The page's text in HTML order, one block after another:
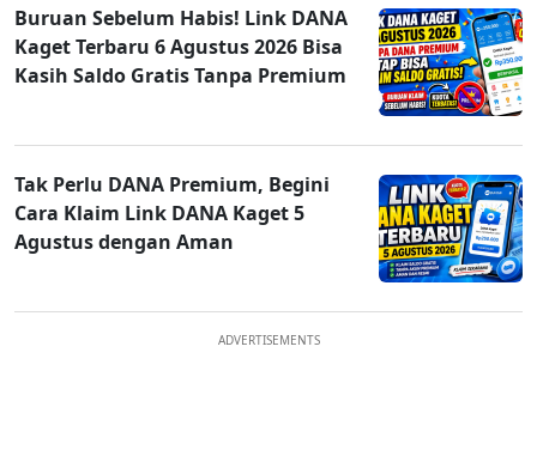
Buruan Sebelum Habis! Link DANA
Kaget Terbaru 6 Agustus 2026 Bisa
Kasih Saldo Gratis Tanpa Premium
Tak Perlu DANA Premium, Begini
Cara Klaim Link DANA Kaget 5
Agustus dengan Aman
ADVERTISEMENTS